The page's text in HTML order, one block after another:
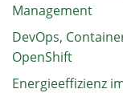
Management
DevOps,
OpenShift
Energieeffizienz